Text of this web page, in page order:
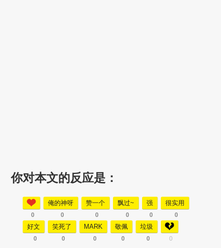
你对本文的反应是：
0
俺的神呀
0
赞一个
0
飘过~
0
强
0
很实用
0
好文
0
笑死了
0
MARK
0
敬佩
0
垃圾
0 0